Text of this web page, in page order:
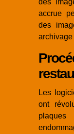
des
accrue
des
archivage
Les
ont